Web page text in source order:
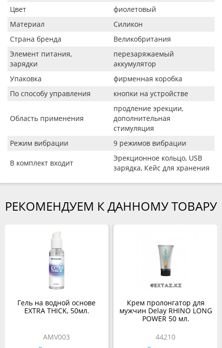
Цвет
фиолетовый
Материал
Силикон
Страна бренда
Великобритания
Элемент питания,
зарядки
перезаряжаемый
аккумулятор
Упаковка
фирменная коробка
По способу управления
кнопки на устройстве
Область применения
продление эрекции,
дополнительная
стимуляция
Режим вибрации
9 режимов вибрации
В комплект входит
Эрекционное кольцо, USB
зарядка, Кейс для хранения
РЕКОМЕНДУЕМ К ДАННОМУ ТОВАРУ
Гель на водной основе
EXTRA THICK, 50мл.
AMV003
Крем пролонгатор для
мужчин Delay RHINO LONG
POWER 50 мл.
44210